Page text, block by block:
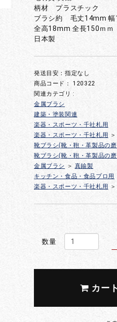
柄材 プラスチック
ブラシ約 毛丈14mm
全高18mm 全長150ｍｍ
日本製
発送目安：指定なし
商品コード：120322
関連カテゴリ :
金属ブラシ
建築・塗装関連
楽器・スポーツ・千社札用
楽器・スポーツ・千社札用
＞
靴ブラシ(靴・鞄・革製品の
靴ブラシ(靴・鞄・革製品の
金属ブラシ
＞ 真鍮製
キッチン・食品・食品プロ用
楽器・スポーツ・千社札用
＞
数量
カー